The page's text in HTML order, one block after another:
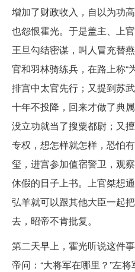
增加了财政收入，自以为功
也怨恨霍光。于是盖主、上
王旦勾结密谋，叫人冒充替
官和羽林骑练兵，在路上称“
排宫中太官先行；又提到苏
十年不投降，回来才做了典
没立功就当了搜粟都尉；又
专权，想怎样就怎样，恐怕
玺，进宫参加值宿警卫，观
休假的日子上书。上官桀想
弘羊就可以跟其他大臣一起
去，昭帝不肯批复。
第二天早上，霍光听说这件
帝问：“大将军在哪里？”左